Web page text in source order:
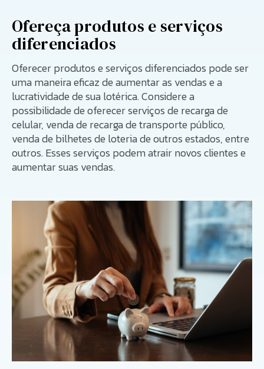
Ofereça produtos e serviços
diferenciados
Oferecer produtos e serviços diferenciados pode ser
uma maneira eficaz de aumentar as vendas e a
lucratividade de sua lotérica. Considere a
possibilidade de oferecer serviços de recarga de
celular, venda de recarga de transporte público,
venda de bilhetes de loteria de outros estados, entre
outros. Esses serviços podem atrair novos clientes e
aumentar suas vendas.